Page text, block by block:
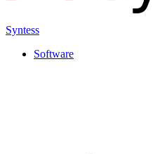
Syntess
Software